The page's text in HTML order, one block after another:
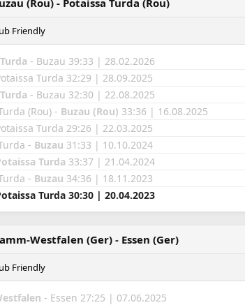
(Rou) - Potaissa Turda (Rou)
Friendly
- Buzau 39:33 | 28.02.2026
Turda 32:29 | 28.09.2025
- Buzau 32:30 | 22.08.2025
(Rou) - Buzau (Rou) 33:36 | 16.08.2025
Turda 29:26 | 22.03.2025
- Buzau 31:33 | 10.10.2024
Turda 33:37 | 21.04.2024
- Buzau 34:36 | 18.11.2023
Turda 30:30 | 20.04.2023
Westfalen (Ger) - Essen (Ger)
Friendly
- Essen 27:25 | 07.06.2025